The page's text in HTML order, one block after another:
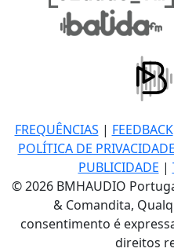
FREQUÊNCIAS | FEEDBACK
POLÍTICA DE PRIVACIDADE
PUBLICIDADE |
© 2026 BMHAUDIO
& Comandita,
consentimento é
direitos